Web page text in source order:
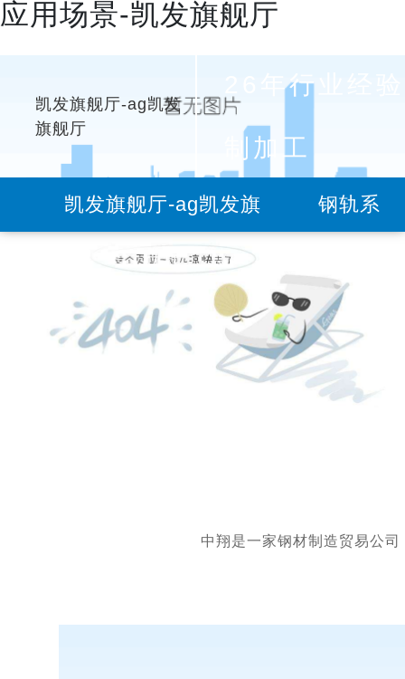
应用场景-凯发旗舰厅
凯发旗舰厅-ag凯发
旗舰厅
26年行业经验
制加工
凯发旗舰厅-ag凯发旗
舰厅
钢轨系
中翔是一家钢材制造贸易公